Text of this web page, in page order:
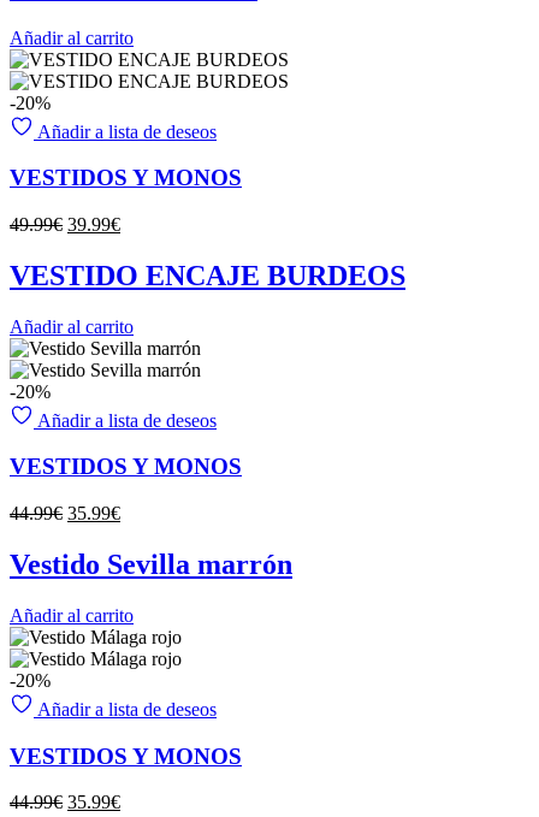
Añadir al carrito
-20%
Añadir a lista de deseos
VESTIDOS Y MONOS
49.99€ El
original
era:
39.99€El
actual
es:
VESTIDO ENCAJE BURDEOS
Añadir al carrito
-20%
Añadir a lista de deseos
VESTIDOS Y MONOS
44.99€ El
original
era:
35.99€El
actual
es:
Vestido Sevilla marrón
Añadir al carrito
-20%
Añadir a lista de deseos
VESTIDOS Y MONOS
44.99€ El
35.99€El